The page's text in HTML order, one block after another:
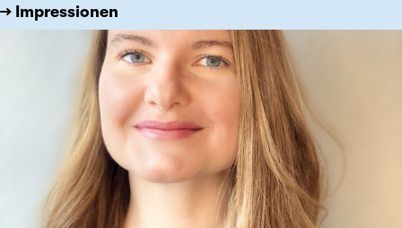
→ Impressionen